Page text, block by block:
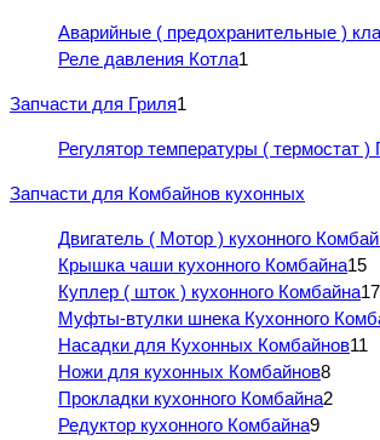
Аварийные ( предохранительные )
Реле давления Котла1
Запчасти для Гриля1
Регулятор температуры ( термостат )
Запчасти для Комбайнов кухонных
Двигатель ( Мотор ) кухонного
Крышка чаши кухонного Комбайна15
Куплер ( шток ) кухонного Комбайна17
Муфты-втулки шнека Кухонного
Насадки для Кухонных Комбайнов11
Ножи для кухонных Комбайнов8
Прокладки кухонного Комбайна2
Редуктор кухонного Комбайна9